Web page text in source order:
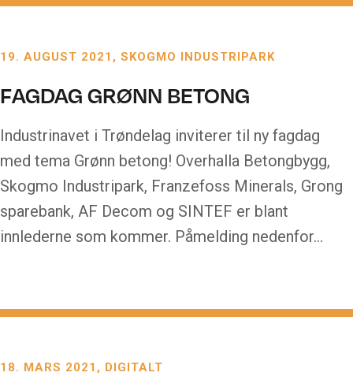
19. AUGUST 2021 SKOGMO INDUSTRIPARK
FAGDAG GRØNN BETONG
Industrinavet i Trøndelag inviterer til ny fagdag
med tema Grønn betong! Overhalla Betongbygg,
Skogmo Industripark, Franzefoss Minerals, Grong
sparebank, AF Decom og SINTEF er blant
innlederne som kommer. Påmelding nedenfor…
18. MARS 2021 DIGITALT